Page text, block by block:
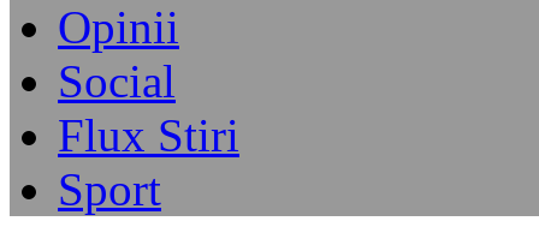
Opinii
Social
Flux Stiri
Sport